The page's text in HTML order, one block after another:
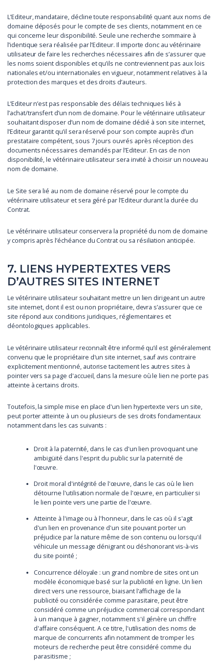
L’Editeur, mandataire, décline toute responsabilité quant aux noms de
domaine déposés pour le compte de ses clients, notamment en ce
qui concerne leur disponibilité. Seule une recherche sommaire à
l’identique sera réalisée par l’Editeur. Il importe donc au vétérinaire
utilisateur de faire les recherches nécessaires afin de s’assurer que
les noms soient disponibles et qu’ils ne contreviennent pas aux lois
nationales et/ou internationales en vigueur, notamment relatives à la
protection des marques et des droits d’auteurs.
L’Editeur n’est pas responsable des délais techniques liés à
l’achat/transfert d’un nom de domaine. Pour le vétérinaire utilisateur
souhaitant disposer d’un nom de domaine dédié à son site internet,
l’Editeur garantit qu’il sera réservé pour son compte auprès d’un
prestataire compétent, sous 7 jours ouvrés après réception des
documents nécessaires demandés par l’Editeur. En cas de non
disponibilité, le vétérinaire utilisateur sera invité à choisir un nouveau
nom de domaine.
Le Site sera lié au nom de domaine réservé pour le compte du
vétérinaire utilisateur et sera géré par l’Editeur durant la durée du
Contrat.
Le vétérinaire utilisateur conservera la propriété du nom de domaine
y compris après l’échéance du Contrat ou sa résiliation anticipée.
7. LIENS HYPERTEXTES VERS
D’AUTRES SITES INTERNET
Le vétérinaire utilisateur souhaitant mettre un lien dirigeant un autre
site internet, dont il est ou non propriétaire, devra s’assurer que ce
site répond aux conditions juridiques, réglementaires et
déontologiques applicables.
Le vétérinaire utilisateur reconnaît être informé qu’il est généralement
convenu que le propriétaire d'un site internet, sauf avis contraire
explicitement mentionné, autorise tacitement les autres sites à
pointer vers sa page d'accueil, dans la mesure où le lien ne porte pas
atteinte à certains droits.
Toutefois, la simple mise en place d'un lien hypertexte vers un site,
peut porter atteinte à un ou plusieurs de ses droits fondamentaux
notamment dans les cas suivants :
Droit à la paternité, dans le cas d'un lien provoquant une
ambigüité dans l'esprit du public sur la paternité de
l'œuvre.
Droit moral d'intégrité de l'œuvre, dans le cas où le lien
détourne l'utilisation normale de l'œuvre, en particulier si
le lien pointe vers une partie de l'œuvre.
Atteinte à l'image ou à l'honneur, dans le cas où il s'agit
d'un lien en provenance d'un site pouvant porter un
préjudice par la nature même de son contenu ou lorsqu'il
véhicule un message dénigrant ou déshonorant vis-à-vis
du site pointé ;
Concurrence déloyale : un grand nombre de sites ont un
modèle économique basé sur la publicité en ligne. Un lien
direct vers une ressource, biaisant l'affichage de la
publicité ou considérée comme parasitaire, peut être
considéré comme un préjudice commercial correspondant
à un manque à gagner, notamment s'il génère un chiffre
d'affaire conséquent. A ce titre, l'utilisation des noms de
marque de concurrents afin notamment de tromper les
moteurs de recherche peut être considéré comme du
parasitisme ;